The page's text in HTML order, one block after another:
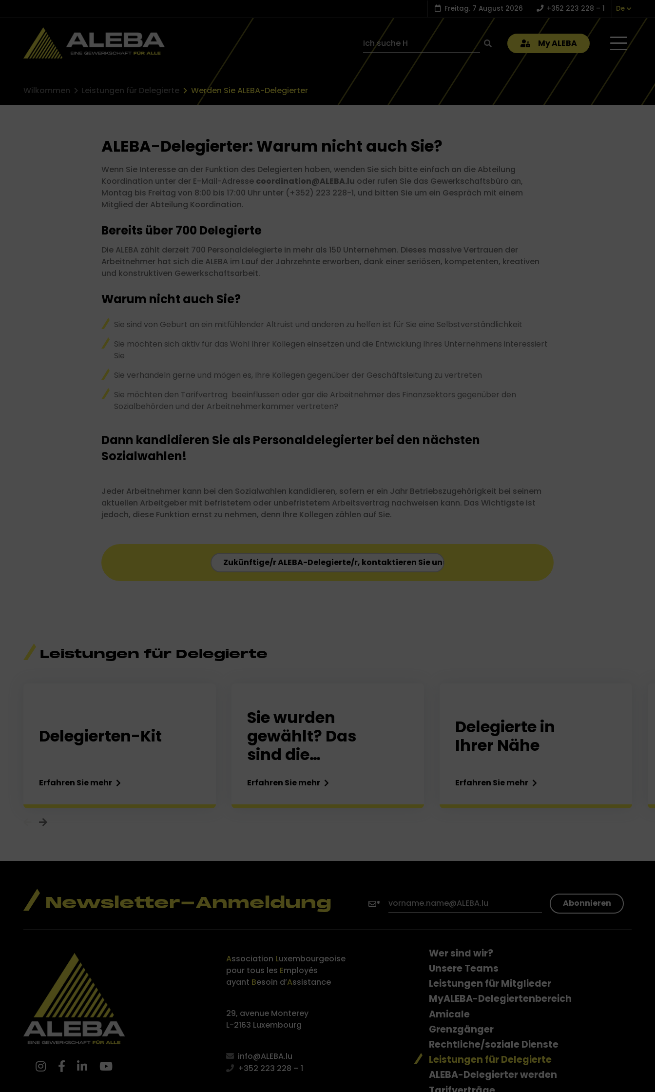
Freitag. 7 August 2026 +352 223 228 – 1 De
My ALEBA
Wilkommen Leistungen für Delegierte Werden Sie ALEBA-Delegierter
ALEBA-Delegierter: Warum nicht auch Sie?
Wenn Sie Interesse an der Funktion des Delegierten haben, wenden Sie sich bitte einfach an die Abteilung
Koordination unter der E-Mail-Adresse coordination@ALEBA.lu oder rufen Sie das Gewerkschaftsbüro an,
Montag bis Freitag von 8:00 bis 17:00 Uhr unter (+352) 223 228-1, und bitten Sie um ein Gespräch mit einem
Mitglied der Abteilung Koordination.
Bereits über 700 Delegierte
Die ALEBA zählt derzeit 700 Personaldelegierte in mehr als 150 Unternehmen. Dieses massive Vertrauen der
Arbeitnehmer hat sich die ALEBA im Lauf der Jahrzehnte erworben, dank einer seriösen, kompetenten, kreativen
und konstruktiven Gewerkschaftsarbeit.
Warum nicht auch Sie?
Sie sind von Geburt an ein mitfühlender Altruist und anderen zu helfen ist für Sie eine Selbstverständlichkeit
Sie möchten sich aktiv für das Wohl Ihrer Kollegen einsetzen und die Entwicklung Ihres Unternehmens interessiert
Sie
Sie verhandeln gerne und mögen es, Ihre Kollegen gegenüber der Geschäftsleitung zu vertreten
Sie möchten den Tarifvertrag beeinflussen oder gar die Arbeitnehmer des Finanzsektors gegenüber den
Sozialbehörden und der Arbeitnehmerkammer vertreten?
Dann kandidieren Sie als Personaldelegierter bei den nächsten
Sozialwahlen!
Jeder Arbeitnehmer kann bei den Sozialwahlen kandidieren, sofern er ein Jahr Betriebszugehörigkeit bei seinem
aktuellen Arbeitgeber mit befristetem oder unbefristetem Arbeitsvertrag nachweisen kann. Das Wichtigste ist
jedoch, diese Funktion ernst zu nehmen, denn Ihre Kollegen zählen auf Sie.
Zukünftige/r ALEBA-Delegierte/r, kontaktieren Sie uns!
Leistungen für Delegierte
Delegierten-Kit
Erfahren Sie mehr
Sie wurden
gewählt? Das
sind die
Schritte!
Erfahren Sie mehr
Delegierte in
Ihrer Nähe
Erfahren Sie mehr
Newsletter-Anmeldung Abonnieren
Association Luxembourgeoise
pour tous les Employés
ayant Besoin d’Assistance
29, avenue Monterey
L-2163 Luxembourg
info@ALEBA.lu
+352 223 228 – 1
Wer sind wir?
Unsere Teams
Leistungen für Mitglieder
MyALEBA-Delegiertenbereich
Amicale
Grenzgänger
Rechtliche/soziale Dienste
Leistungen für Delegierte
ALEBA-Delegierter werden